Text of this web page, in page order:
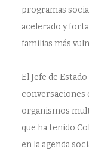
programas
acelerado y
familias más
El Jefe de
conversaciones
organismos
que ha tenido
en la agenda